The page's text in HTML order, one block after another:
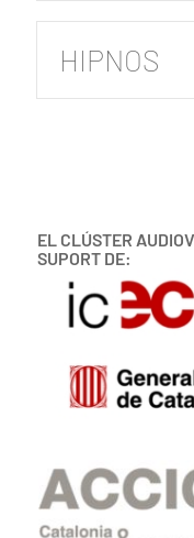
HIPNOS
EL CLÚSTER
SUPORT DE: